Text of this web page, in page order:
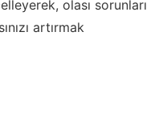
olası sorunları
artırmak